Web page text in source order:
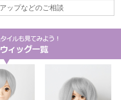
ップなどのご相談